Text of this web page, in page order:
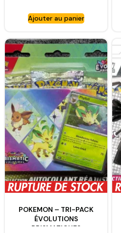
Ajouter au panier
POKEMON – TRI-PACK
ÉVOLUTIONS
PRISMATIQUES